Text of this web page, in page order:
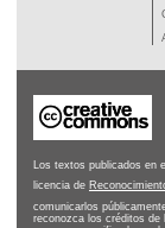
Los textos publicados en
licencia de
comunicarlos
reconozca los créditos de